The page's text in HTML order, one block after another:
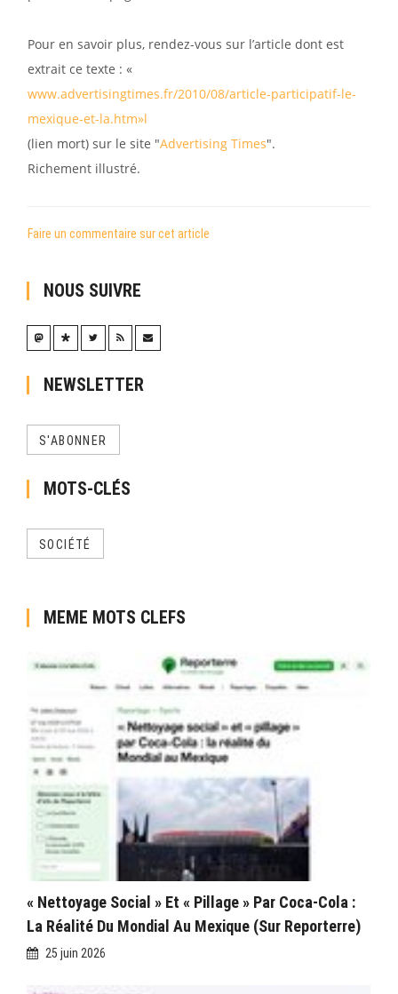
Pour en savoir plus, rendez-vous sur l’article dont est
extrait ce texte : «
www.advertisingtimes.fr/2010/08/article-participatif-le-
mexique-et-la.htm»l
(lien mort) sur le site "Advertising Times".
Richement illustré.
Faire un commentaire sur cet article
NOUS SUIVRE
NEWSLETTER
S'ABONNER
MOTS-CLÉS
SOCIÉTÉ
MEME MOTS CLEFS
« Nettoyage Social » Et « Pillage » Par Coca-Cola :
La Réalité Du Mondial Au Mexique (sur Reporterre)
25 juin 2026